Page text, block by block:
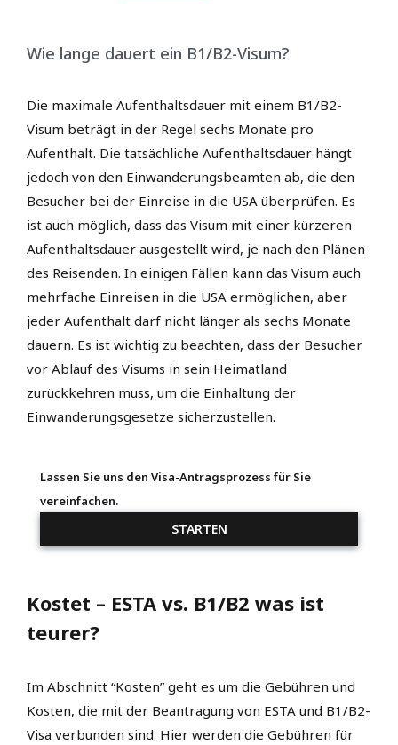
Wie lange dauert ein B1/B2-Visum?
Die maximale Aufenthaltsdauer mit einem B1/B2-
Visum beträgt in der Regel sechs Monate pro
Aufenthalt. Die tatsächliche Aufenthaltsdauer hängt
jedoch von den Einwanderungsbeamten ab, die den
Besucher bei der Einreise in die USA überprüfen. Es
ist auch möglich, dass das Visum mit einer kürzeren
Aufenthaltsdauer ausgestellt wird, je nach den Plänen
des Reisenden. In einigen Fällen kann das Visum auch
mehrfache Einreisen in die USA ermöglichen, aber
jeder Aufenthalt darf nicht länger als sechs Monate
dauern. Es ist wichtig zu beachten, dass der Besucher
vor Ablauf des Visums in sein Heimatland
zurückkehren muss, um die Einhaltung der
Einwanderungsgesetze sicherzustellen.
Lassen Sie uns den Visa-Antragsprozess für Sie
vereinfachen.
STARTEN
Kostet – ESTA vs. B1/B2 was ist
teurer?
Im Abschnitt “Kosten” geht es um die Gebühren und
Kosten, die mit der Beantragung von ESTA und B1/B2-
Visa verbunden sind. Hier werden die Gebühren für